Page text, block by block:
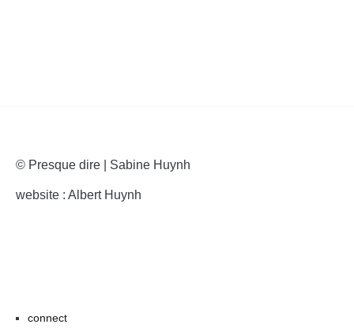
© Presque dire | Sabine Huynh
website : Albert Huynh
connect